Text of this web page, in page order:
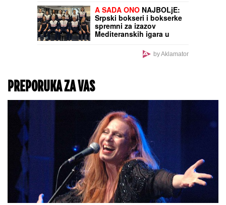
"Zaradiću 200.000 evra,
idem u američku
ambasadu"
A SADA ONO NAJBOLjE:
Srpski bokseri i bokserke
spremni za izazov
Mediteranskih igara u
by Aklamator
PREPORUKA ZA VAS